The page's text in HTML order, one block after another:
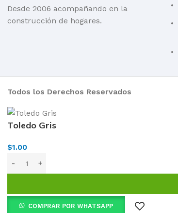
Desde 2006 acompañando en la
construcción de hogares.
Todos los Derechos Reservados
Toledo Gris
$1.00
COMPRAR POR WHATSAPP